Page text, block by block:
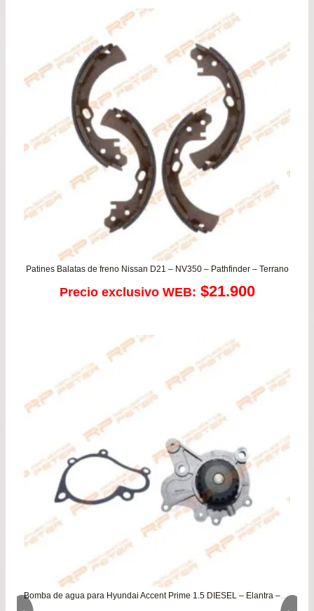
Patines Balatas de freno Nissan D21 – NV350 – Pathfinder – Terrano
Precio exclusivo WEB: $21.900
Bomba de agua para Hyundai Accent Prime 1.5 DIESEL – Elantra – Matrix – Santa Fe – Trajet – Tucson / Kia Carens – Sportage – Xtrek